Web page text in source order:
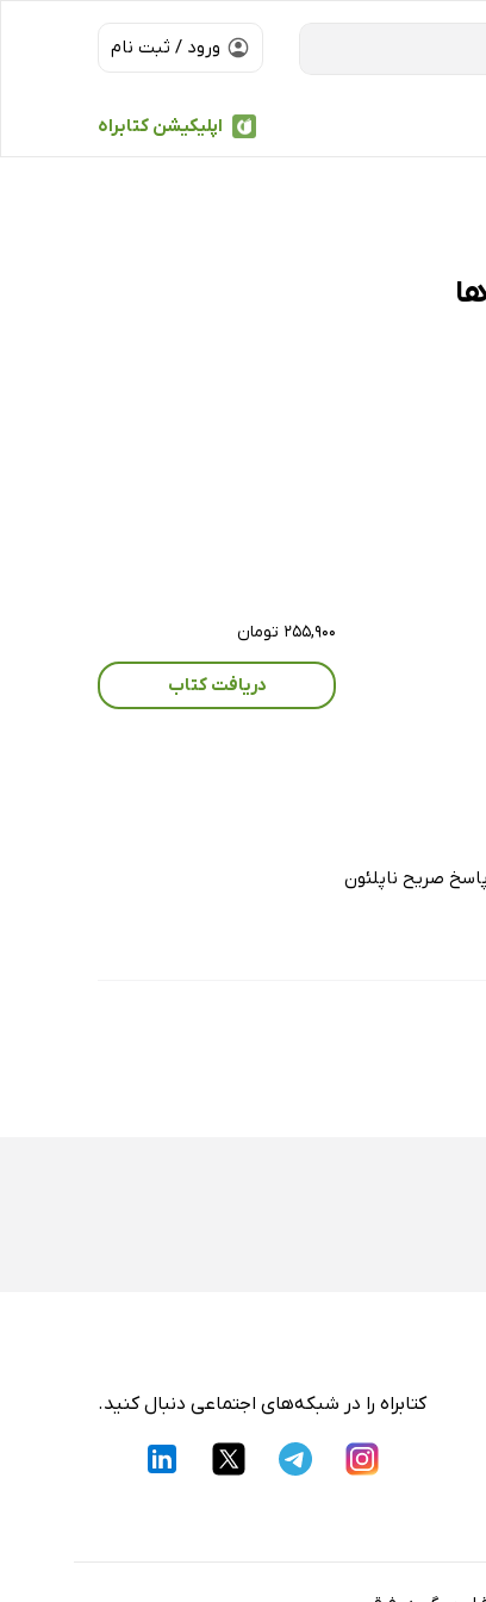
ورود / ثبت نام
اپلیکیشن کتابراه
صریح ناپلئون
۲۵۵,۹۰۰ تومان
دریافت کتاب
کتابراه را در شبکه‌های اجتماعی دنبال کنید.